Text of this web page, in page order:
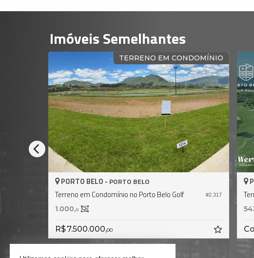
Imóveis Semelhantes
TERRENO EM CONDOMÍNIO
#2.317
PORTO BELO -PORTO BELO
Terreno em Condomínio no Porto Belo Golf
1.000,0
R$ 7.500.000,00
543,0